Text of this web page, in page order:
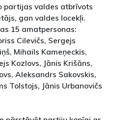
partijas valdes atbrīvots
gan valdes locekļi.
15 amatpersonas:
Cilevičs, Sergejs
Mihails Kameņeckis,
Kozlovs, Jānis Krišāns,
Aleksandrs Sakovskis,
Tolstojs, Jānis Urbanovičs